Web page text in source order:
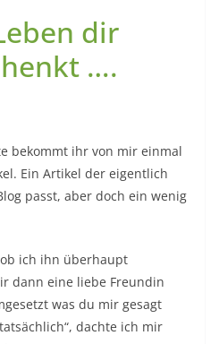
dir
….
bekommt ihr von mir einmal
Ein Artikel der eigentlich
passt, aber doch ein wenig
ich ihn überhaupt
dann eine liebe Freundin
was du mir gesagt
dachte ich mir